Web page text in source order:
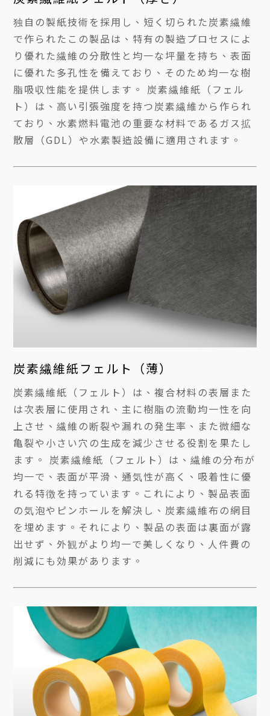
独自の製紙技術を採用し、短く切られた炭素繊維
で作られたこの製品は、特有の製造プロセスによ
り優れた繊維の分散性と均一な坪量を持ち、表面
に優れた多孔性を備えており、そのため均一な樹
脂吸収性能を提供します。 炭素繊維紙（フェル
ト）は、高い引張強度を持つ炭素繊維から作られ
ており、水素燃料電池の重要な材料であるガス拡
散層（GDL）や水素製造設備に適用されます。
炭素繊維紙フェルト（薄）
炭素繊維紙（フェルト）は、複合材料の表層また
は次表層に使用され、主に樹脂の流動均一性を向
上させ、繊維の断裂や漏れの発生率、また微細な
亀裂や小さい穴の生成を減少させる役割を果たし
ます。 炭素繊維紙（フェルト）は、繊維の分布が
均一で、表面が平滑、通気性が高く、吸着性に優
れる特徴を持っています。これにより、製品表面
の気泡やピンホールを解決し、炭素繊維布の網目
を埋めます。それにより、製品の表面は裏面が露
出せず、外観がより均一で美しくなり、人件費の
削減にも効果があります。